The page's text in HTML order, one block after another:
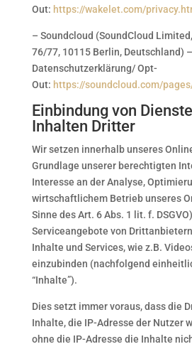
Out: https://wakelet.com/
– Soundcloud (SoundCloud
76/77, 10115 Berlin, Deutschland) –
Datenschutzerklärung/ Opt-
Out: https://soundcloud.com/
Einbindung von
Inhalten Dritter
Wir setzen innerhalb unseres
Grundlage unserer berechtigten
Interesse an der Analyse,
wirtschaftlichem Betrieb unseres
Sinne des Art. 6 Abs. 1 lit. f.
Serviceangebote von
Inhalte und Services, wie z.B.
einzubinden (nachfolgend
“Inhalte”).
Dies setzt immer voraus, dass die
Inhalte, die IP-Adresse der Nutzer
ohne die IP-Adresse die Inhalte